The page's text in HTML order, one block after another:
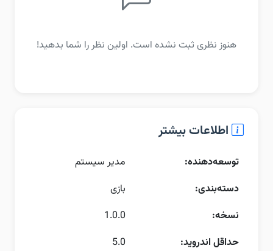
هنوز نظری ثبت نشده است. اولین نظر را شما بدهید!
اطلاعات بیشتر
توسعه‌دهنده:
مدیر سیستم
دسته‌بندی:
بازی
نسخه:
1.0.0
حداقل اندروید:
5.0